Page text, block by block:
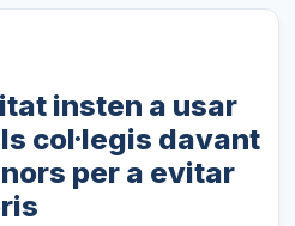
insten a usar
col·legis davant
per a evitar